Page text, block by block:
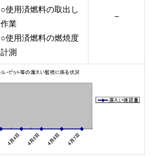
○使用済燃料の取出し
作業
○使用済燃料の燃焼度
計測
−